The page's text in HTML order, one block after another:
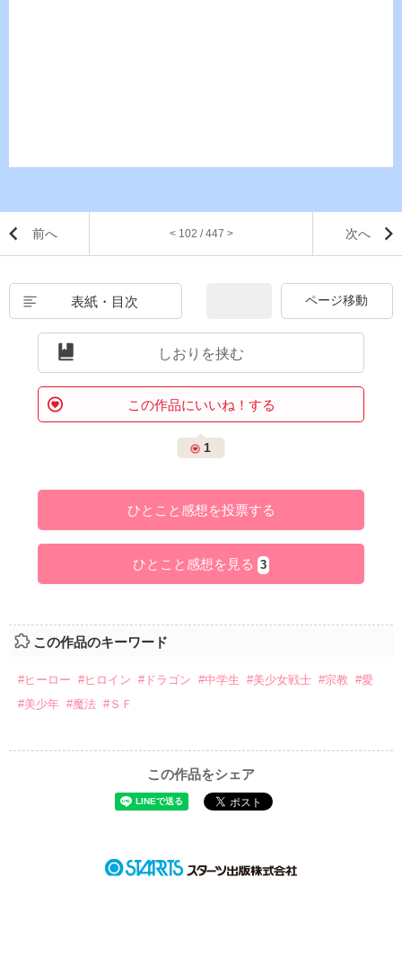
前へ < 102 / 447 > 次へ
表紙・目次
しおりを挟む
この作品にいいね！する
1
ひとこと感想を投票する
ひとこと感想を見る 3
この作品のキーワード
#ヒーロー #ヒロイン #ドラゴン #中学生 #美少女戦士 #宗教 #愛
#美少年 #魔法 #ＳＦ
この作品をシェア